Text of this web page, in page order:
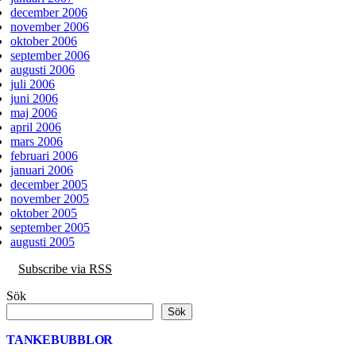
december 2006
november 2006
oktober 2006
september 2006
augusti 2006
juli 2006
juni 2006
maj 2006
april 2006
mars 2006
februari 2006
januari 2006
december 2005
november 2005
oktober 2005
september 2005
augusti 2005
Subscribe via RSS
Sök
Sök
TANKEBUBBLOR